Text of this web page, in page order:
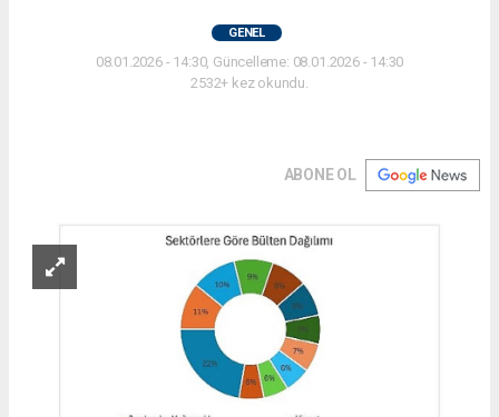
GENEL
08.01.2026 - 14:30, Güncelleme: 08.01.2026 - 14:30
2532+ kez okundu.
ABONE OL